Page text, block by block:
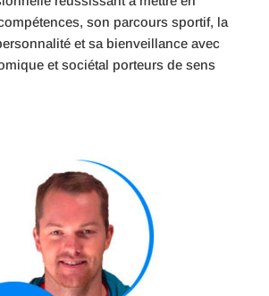
son parcours sportif, la
et sa bienveillance avec
et sociétal porteurs de sens